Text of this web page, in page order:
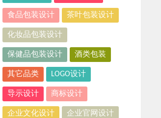
食品包装设计 茶叶包装设计
化妆品包装设计
保健品包装设计 酒类包装
其它品类 LOGO设计
导示设计 商标设计
企业文化设计 企业官网设计